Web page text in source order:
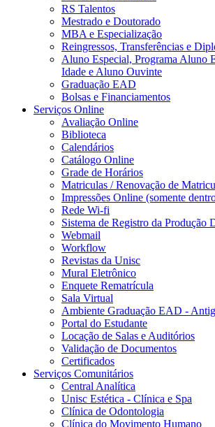
RS Talentos
Mestrado e Doutorado
MBA e Especialização
Reingressos, Transferências e
Aluno Especial, Programa Aluno
Idade e Aluno Ouvinte
Graduação EAD
Bolsas e Financiamentos
Serviços Online
Avaliação Online
Biblioteca
Calendários
Catálogo Online
Grade de Horários
Matriculas / Renovação de
Impressões Online (somente
Rede Wi-fi
Sistema de Registro da Produção
Webmail
Workflow
Revistas da Unisc
Mural Eletrônico
Enquete Rematrícula
Sala Virtual
Ambiente Graduação EAD -
Portal do Estudante
Locação de Salas e Auditórios
Validação de Documentos
Certificados
Serviços Comunitários
Central Analítica
Unisc Estética - Clínica e Spa
Clínica de Odontologia
Clínica do Movimento Humano